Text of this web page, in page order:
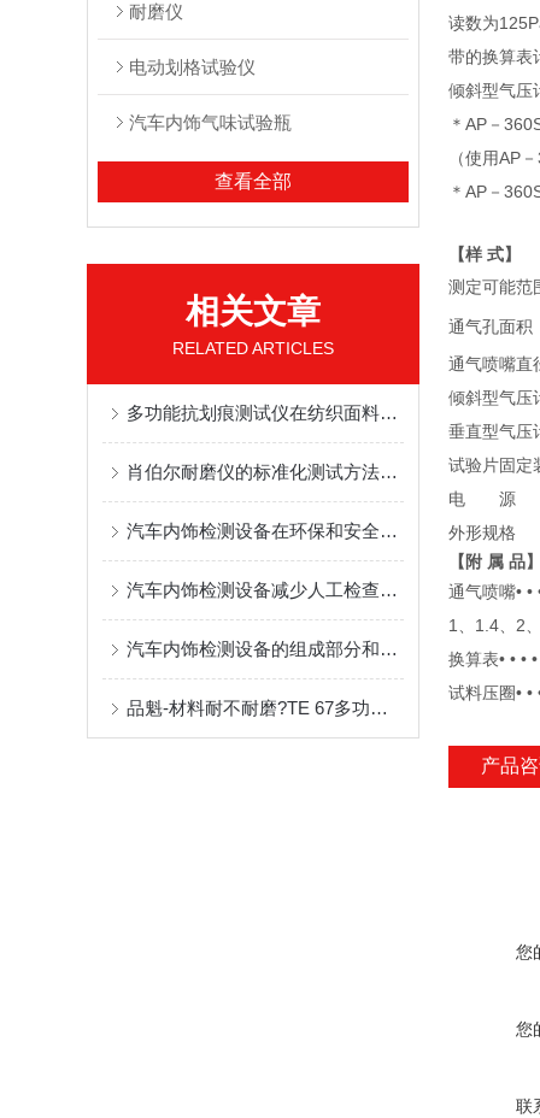
耐磨仪
电动划格试验仪
汽车内饰气味试验瓶
查看全部
相关文章
RELATED ARTICLES
多功能抗划痕测试仪在纺织面料抗勾丝与抗划痕性能测试中的应用
肖伯尔耐磨仪的标准化测试方法与操作规范
汽车内饰检测设备在环保和安全中的作用
汽车内饰检测设备减少人工检查的时间和成本
汽车内饰检测设备的组成部分和检视法
品魁-材料耐不耐磨?TE 67多功能摩擦磨损试验机一测便知
读数为
带的换算表
倾斜型气压
＊AP－
（使用AP
＊AP－
【样 式】
测定可能范
通气孔面积
通气喷嘴直
倾斜型气压
垂直型气压
试验片固定
电 源
外形规格
【附 属 品
通气喷嘴• •
1、1.4、2
换算表• • • •
试料压圈•
产品
您
您
联